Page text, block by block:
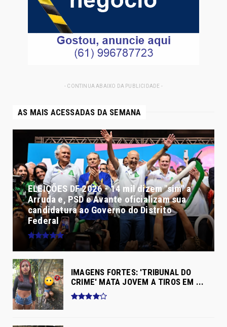
- CONTINUA ABAIXO DA PUBLICIDADE -
AS MAIS ACESSADAS DA SEMANA
ELEIÇÕES DF 2026 - 14 mil dizem "sim" a
Arruda e, PSD e Avante oficializam sua
candidatura ao Governo do Distrito
Federal
IMAGENS FORTES: 'TRIBUNAL DO
CRIME' MATA JOVEM A TIROS EM ...